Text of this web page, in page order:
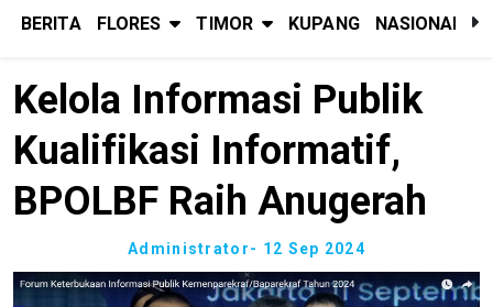
BERITA FLORES TIMOR KUPANG NASIONAL
Kelola Informasi Publik
Kualifikasi Informatif,
BPOLBF Raih Anugerah
Administrator- 12 Sep 2024